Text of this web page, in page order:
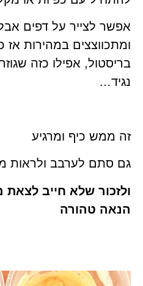
אפשר לצייר על דפים
ומתכווצצים במהירות אז
בריסטול, אפילו כזה
נגיד…
זה ממש כיף ומרגיע
גם סתם לערבב ולראות
ולזכור שלא חייב
הנאה טהורה